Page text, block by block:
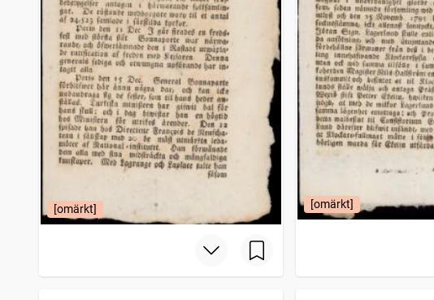
[omärkt] [omärkt]